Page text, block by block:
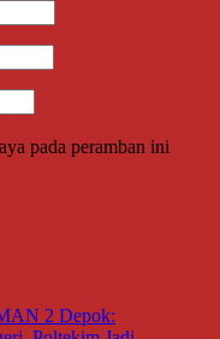
pada peramban ini